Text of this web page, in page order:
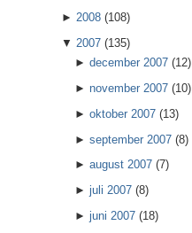
► 2008 (108)
▼ 2007 (135)
►december 2007 (12)
►november 2007 (10)
►oktober 2007 (13)
►september 2007 (8)
►august 2007 (7)
►juli 2007 (8)
►juni 2007 (18)